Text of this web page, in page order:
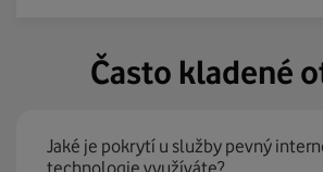
Často kladené
Jaké je pokrytí u služby pevný
technologie využíváte?